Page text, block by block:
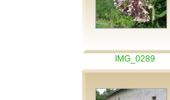
IMG_0289